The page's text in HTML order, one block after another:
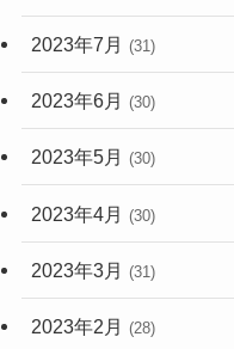
2023年7月 (31)
2023年6月 (30)
2023年5月 (30)
2023年4月 (30)
2023年3月 (31)
2023年2月 (28)